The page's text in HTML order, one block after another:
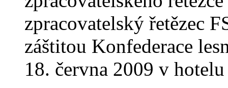
zpracovatelský řetězec
záštitou Konfederace
18. června 2009 v